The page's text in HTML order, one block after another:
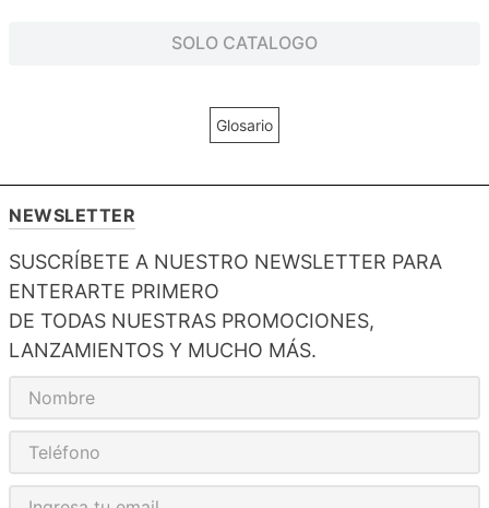
SOLO CATALOGO
Glosario
NEWSLETTER
SUSCRÍBETE A NUESTRO NEWSLETTER PARA
ENTERARTE PRIMERO
DE TODAS NUESTRAS PROMOCIONES,
LANZAMIENTOS Y MUCHO MÁS.